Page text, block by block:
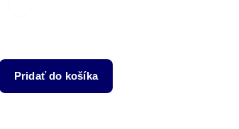
Pridať do košíka